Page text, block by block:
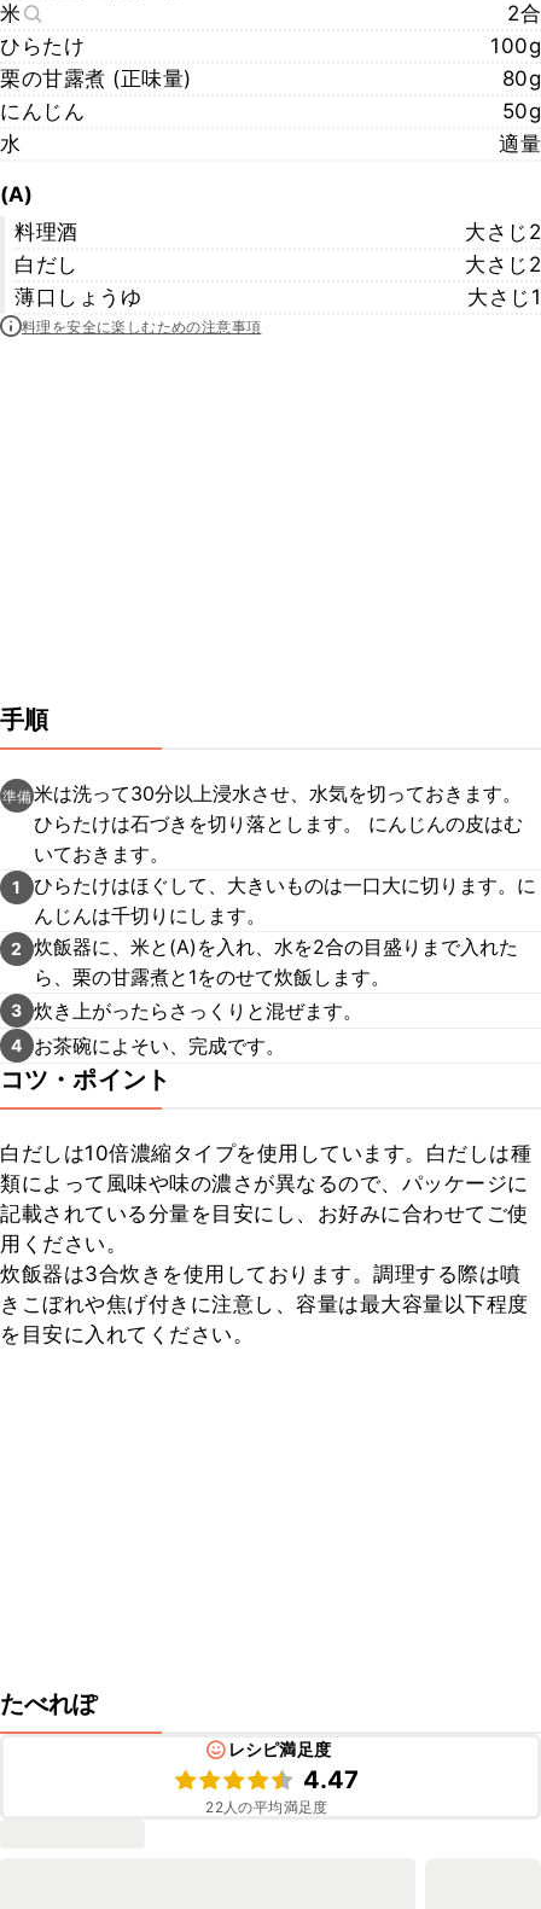
米
2合
ひらたけ
100g
栗の甘露煮 (正味量)
80g
にんじん
50g
水
適量
(A)
料理酒
大さじ2
白だし
大さじ2
薄口しょうゆ
大さじ1
料理を安全に楽しむための注意事項
手順
準備米は洗って30分以上浸水させ、水気を切っておきます。
ひらたけは石づきを切り落とします。 にんじんの皮はむ
いておきます。
1
ひらたけはほぐして、大きいものは一口大に切ります。に
んじんは千切りにします。
2
炊飯器に、米と(A)を入れ、水を2合の目盛りまで入れた
ら、栗の甘露煮と1をのせて炊飯します。
3 炊き上がったらさっくりと混ぜます。
4 お茶碗によそい、完成です。
コツ・ポイント
白だしは10倍濃縮タイプを使用しています。白だしは種
類によって風味や味の濃さが異なるので、パッケージに
記載されている分量を目安にし、お好みに合わせてご使
用ください。
炊飯器は3合炊きを使用しております。調理する際は噴
きこぼれや焦げ付きに注意し、容量は最大容量以下程度
を目安に入れてください。
たべれぽ
レシピ満足度
4.47
22人の平均満足度